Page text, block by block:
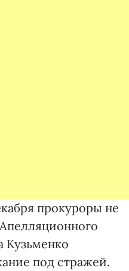
прокуроры не
Кузьменко
под стражей.